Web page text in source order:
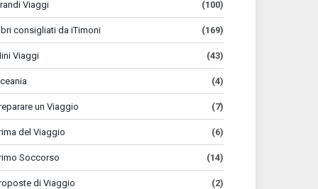
Viaggi (100)
consigliati da iTimoni (169)
Viaggi (43)
(4)
un Viaggio (7)
del Viaggio (6)
Soccorso (14)
di Viaggio (2)